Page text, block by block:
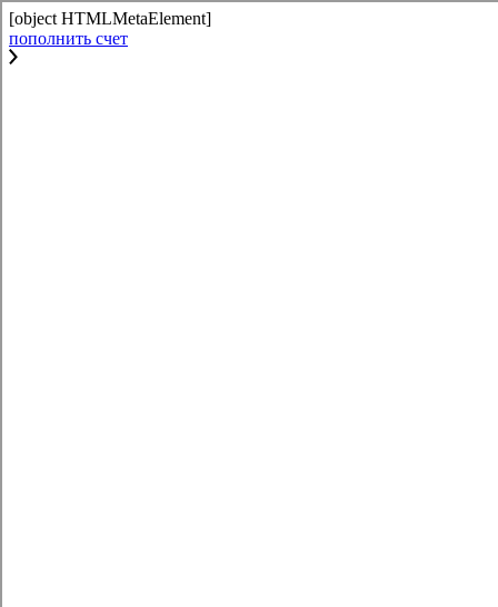
[object HTMLMetaElement]
пополнить счет